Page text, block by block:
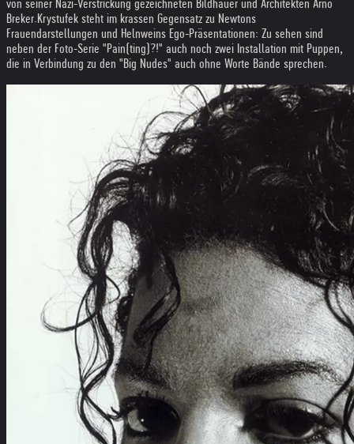
von seiner Nazi-Verstrickung gezeichneten Bildhauer und Architekten Arno
Breker.Krystufek steht im krassen Gegensatz zu Newtons
Frauendarstellungen und Helnweins Ego-Präsentationen: Zu sehen sind
neben der Foto-Serie "Pain(ting)?!" auch noch zwei Installation mit Puppen,
die in Verbindung zu den "Big Nudes" auch ohne Worte Bände sprechen.